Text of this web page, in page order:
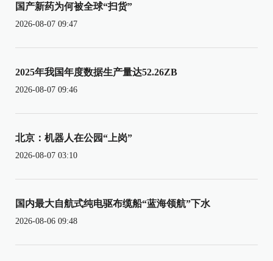
国产新药为何被全球“扫货”
2026-08-07 09:47
2025年我国年度数据生产量达52.26ZB
2026-08-07 09:46
北京：机器人在公园“上岗”
2026-08-07 03:10
国内最大自航式纯电驱布缆船“蓝海领航”下水
2026-08-06 09:48